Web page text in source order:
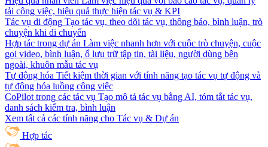
tải công việc, hiệu quả thực hiện tác vụ & KPI
Tác vụ di động Tạo tác vụ, theo dõi tác vụ, thông báo, bình luận, trò
chuyện khi di chuyển
Hợp tác trong dự án Làm việc nhanh hơn với cuộc trò chuyện, cuộc
gọi video, bình luận, ổ lưu trữ tập tin, tài liệu, người dùng bên
ngoài, khuôn mẫu tác vụ
Tự động hóa Tiết kiệm thời gian với tính năng tạo tác vụ tự động và
tự động hóa luồng công việc
CoPilot trong các tác vụ Tạo mô tả tác vụ bằng AI, tóm tắt tác vụ,
danh sách kiểm tra, bình luận
Xem tất cả các tính năng cho Tác vụ & Dự án
Hợp tác